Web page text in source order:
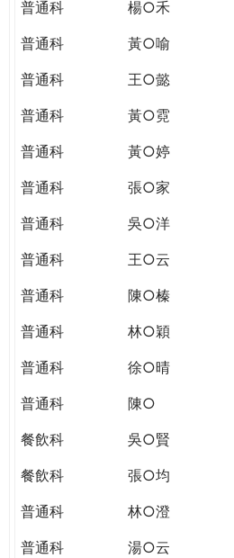
WAGOR
TODAY
THE
WORLD
PUTTING
YOU
THE
CITIZENSHIP
普通科
楊○禾
普通科
黃○喻
普通科
王○懿
普通科
黃○霓
普通科
黃○婷
普通科
張○家
普通科
吳○洋
普通科
王○云
普通科
陳○榛
普通科
林○穎
普通科
徐○晴
普通科
陳○
餐飲科
吳○賢
餐飲科
張○均
普通科
林○澄
普通科
湯○云